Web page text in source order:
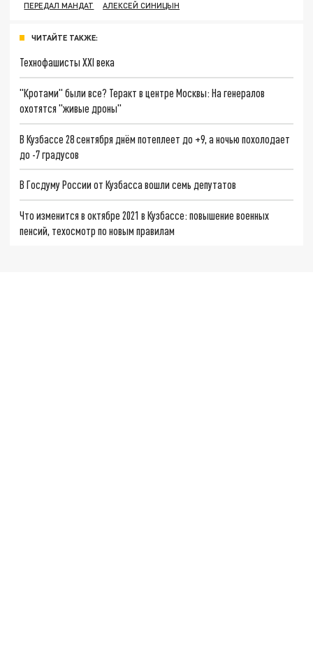
ПЕРЕДАЛ МАНДАТ
АЛЕКСЕЙ СИНИЦЫН
ЧИТАЙТЕ ТАКЖЕ:
Технофашисты XXI века
"Кротами" были все? Теракт в центре Москвы: На генералов
охотятся "живые дроны"
В Кузбассе 28 сентября днём потеплеет до +9, а ночью похолодает
до -7 градусов
В Госдуму России от Кузбасса вошли семь депутатов
Что изменится в октябре 2021 в Кузбассе: повышение военных
пенсий, техосмотр по новым правилам